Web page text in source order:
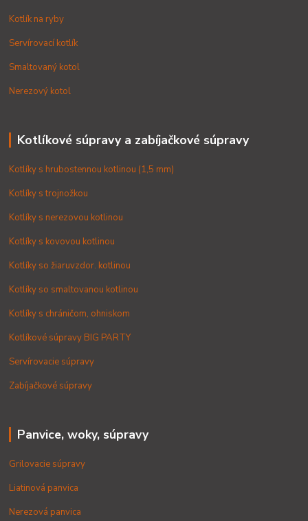
Kotlík na ryby
Servírovací kotlík
Smaltovaný kotol
Nerezový kotol
Kotlíkové súpravy a zabíjačkové súpravy
Kotlíky s hrubostennou kotlinou (1,5 mm)
Kotlíky s trojnožkou
Kotlíky s nerezovou kotlinou
Kotlíky s kovovou kotlinou
Kotlíky so žiaruvzdor. kotlinou
Kotlíky so smaltovanou kotlinou
Kotlíky s chráničom, ohniskom
Kotlíkové súpravy BIG PARTY
Servírovacie súpravy
Zabíjačkové súpravy
Panvice, woky, súpravy
Grilovacie súpravy
Liatinová panvica
Nerezová panvica